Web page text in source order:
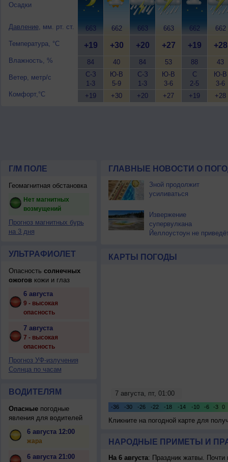
Осадки
Давление, мм. рт. ст.
Температура, °C
Влажность, %
Ветер, метр/с
Комфорт,°C
663
+19
84
С-З
1-3
+19
662
+30
40
Ю-В
5-9
+30
663
+20
84
С-З
1-3
+20
663
+27
53
Ю-В
3-6
+27
662
+19
88
С
2-5
+19
662
+28
43
Ю-В
3-6
+28
Г/М ПОЛЕ
Геомагнитная обстановка
Нет магнитных
возмущений
Прогноз магнитных бурь
на 3 дня
УЛЬТРАФИОЛЕТ
Опасность солнечных
ожоговкожи и глаз
6 августа
9 - высокая
опасность
7 августа
7 - высокая
опасность
Прогноз УФ-излучения
Солнца по часам
ВОДИТЕЛЯМ
Опасныепогодные
явления для водителей
6 августа 12:00
жара
6 августа 21:00
ГЛАВНЫЕ НОВОСТИ О
Зной продолжит
усиливаться
Извержение
супервулкана
Йеллоустоун не
КАРТЫ ПОГОДЫ
Кликните на погодной карте для
НАРОДНЫЕ ПРИМЕТЫ И
На 6 августа: Праздник жатвы. Почти